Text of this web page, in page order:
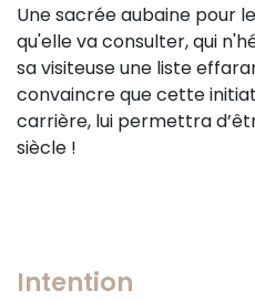
Une sacrée aubaine pour
qu'elle va consulter, qui
sa visiteuse une liste
convaincre que cette
carrière, lui permettra
siècle !
Intention